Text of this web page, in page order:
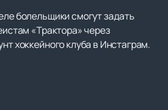
болельщики смогут задать
«Трактора» через
хоккейного клуба в Инстаграм.